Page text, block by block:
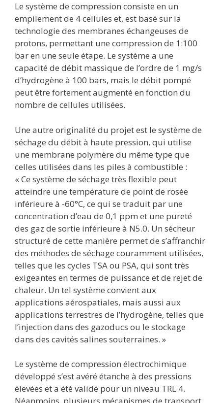
Le système de compression consiste en un
empilement de 4 cellules et, est basé sur la
technologie des membranes échangeuses de
protons, permettant une compression de 1:100
bar en une seule étape. Le système a une
capacité de débit massique de l’ordre de 1 mg/s
d’hydrogène à 100 bars, mais le débit pompé
peut être fortement augmenté en fonction du
nombre de cellules utilisées.
Une autre originalité du projet est le système de
séchage du débit à haute pression, qui utilise
une membrane polymère du même type que
celles utilisées dans les piles à combustible :
« Ce système de séchage très flexible peut
atteindre une température de point de rosée
inférieure à -60°C, ce qui se traduit par une
concentration d’eau de 0,1 ppm et une pureté
des gaz de sortie inférieure à N5.0. Un sécheur
structuré de cette manière permet de s’affranchir
des méthodes de séchage couramment utilisées,
telles que les cycles TSA ou PSA, qui sont très
exigeantes en termes de puissance et de rejet de
chaleur. Un tel système convient aux
applications aérospatiales, mais aussi aux
applications terrestres de l’hydrogène, telles que
l’injection dans des gazoducs ou le stockage
dans des cavités salines souterraines. »
Le système de compression électrochimique
développé s’est avéré étanche à des pressions
élevées et a été validé pour un niveau TRL 4.